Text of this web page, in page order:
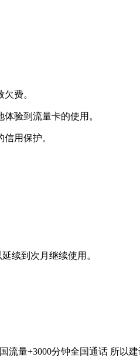
费。
验到流量卡的使用。
用保护。
续到次月继续使用。
流量+3000分钟全国通话 所以